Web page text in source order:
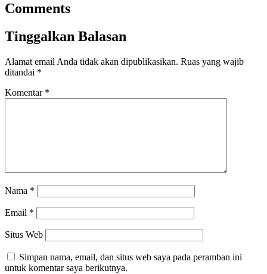
Comments
Tinggalkan Balasan
Alamat email Anda tidak akan dipublikasikan. Ruas yang wajib
ditandai *
Komentar *
Nama *
Email *
Situs Web
Simpan nama, email, dan situs web saya pada peramban ini
untuk komentar saya berikutnya.